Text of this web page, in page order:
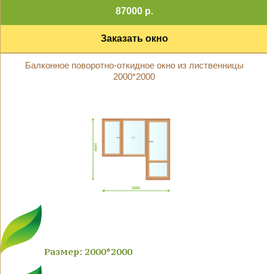
87000 р.
Заказать окно
Балконное поворотно-откидное окно из лиственницы
2000*2000
Размер: 2000*2000